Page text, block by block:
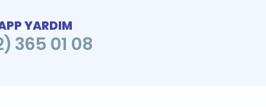
YARDIM
365 01 08